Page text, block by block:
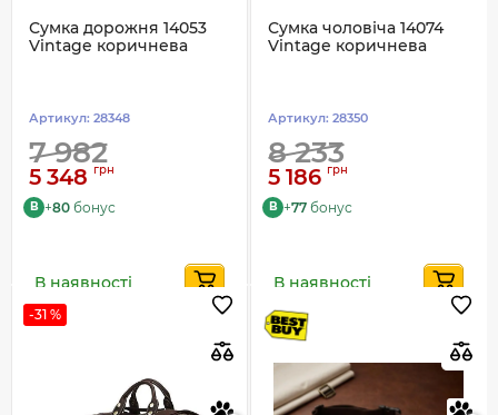
Сумка дорожня 14053
Vintage коричнева
Артикул: 28348
7 982
5 348 грн
B +80 бонус
В наявності
Сумка чоловіча 14074
Vintage коричнева
Артикул: 28350
8 233
5 186 грн
B +77 бонус
В наявності
-31 %